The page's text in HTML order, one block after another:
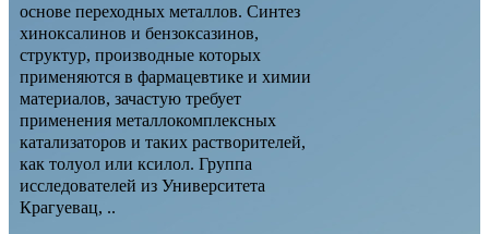
основе переходных металлов. Синтез
хиноксалинов и бензоксазинов,
структур, производные которых
применяются в фармацевтике и химии
материалов, зачастую требует
применения металлокомплексных
катализаторов и таких растворителей,
как толуол или ксилол. Группа
исследователей из Университета
Крагуевац, ..